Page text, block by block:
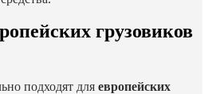
грузовиков
подходят для европейских